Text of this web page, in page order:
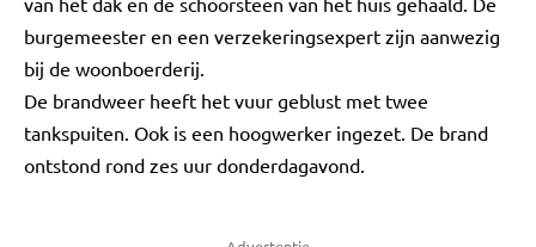
burgemeester en een verzekeringsexpert zijn aanwezig
bij de woonboerderij.
De brandweer heeft het vuur geblust met twee
tankspuiten. Ook is een hoogwerker ingezet. De brand
ontstond rond zes uur donderdagavond.